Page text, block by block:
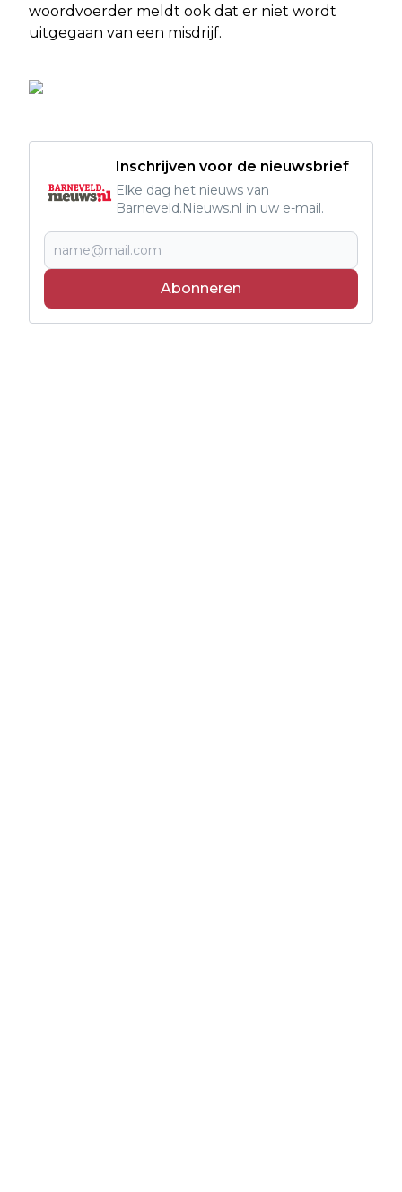
woordvoerder meldt ook dat er niet wordt
uitgegaan van een misdrijf.
Inschrijven voor de nieuwsbrief
Elke dag het nieuws van
Barneveld.Nieuws.nl in uw e-mail.
Abonneren